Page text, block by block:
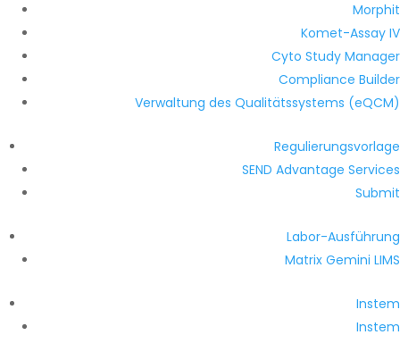
Morphit
Komet-Assay IV
Cyto Study Manager
Compliance Builder
Verwaltung des Qualitätssystems (eQCM)
Regulierungsvorlage
SEND Advantage Services
Submit
Labor-Ausführung
Matrix Gemini LIMS
Instem
Instem